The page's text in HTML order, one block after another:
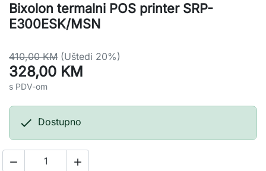
Bixolon termalni POS printer SRP-
E300ESK/MSN
410,00 KM (Uštedi 20%)
328,00 KM
s PDV-om
 Dostupno
 